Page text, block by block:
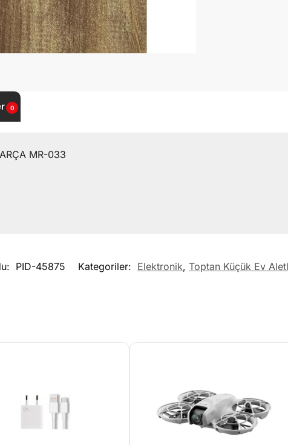
0
MR-033
PID-45875 Kategoriler: Elektronik, Toptan Küçük Ev